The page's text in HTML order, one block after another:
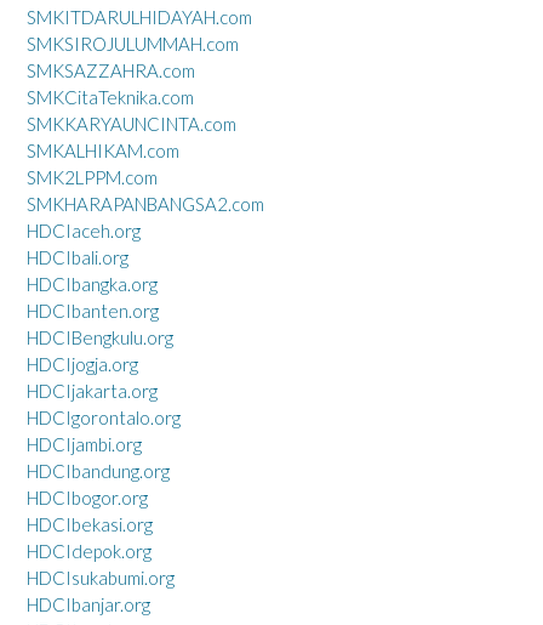
SMKITDARULHIDAYAH.com
SMKSIROJULUMMAH.com
SMKSAZZAHRA.com
SMKCitaTeknika.com
SMKKARYAUNCINTA.com
SMKALHIKAM.com
SMK2LPPM.com
SMKHARAPANBANGSA2.com
HDCIaceh.org
HDCIbali.org
HDCIbangka.org
HDCIbanten.org
HDCIBengkulu.org
HDCIjogja.org
HDCIjakarta.org
HDCIgorontalo.org
HDCIjambi.org
HDCIbandung.org
HDCIbogor.org
HDCIbekasi.org
HDCIdepok.org
HDCIsukabumi.org
HDCIbanjar.org